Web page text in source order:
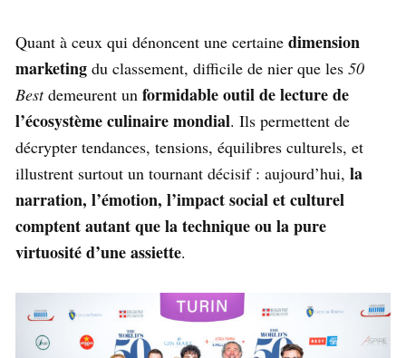
Quant à ceux qui dénoncent une certaine dimension
marketing du classement, difficile de nier que les 50
Bestdemeurent un formidable outil de lecture de
l’écosystème culinaire mondial. Ils permettent de
décrypter tendances, tensions, équilibres culturels, et
illustrent surtout un tournant décisif : aujourd’hui, la
narration, l’émotion, l’impact social et culturel
comptent autant que la technique ou la pure
virtuosité d’une assiette.